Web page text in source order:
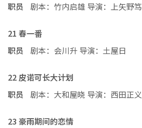
职员
剧本：竹内启雄 导演：上矢野笃
21 春一番
职员
剧本：会川升 导演：土屋日
22 皮诺可长大计划
职员
剧本：大和屋晓 导演：西田正义
23 豪雨期间的恋情